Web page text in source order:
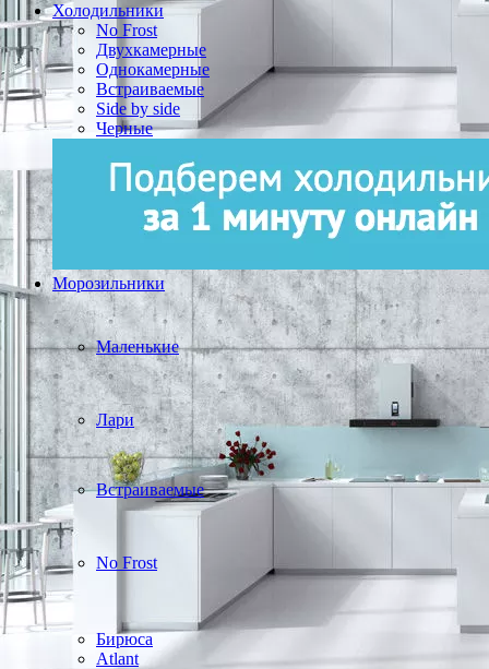
Холодильники
No Frost
Двухкамерные
Однокамерные
Встраиваемые
Side by side
Черные
Морозильники
Маленькие
Лари
Встраиваемые
No Frost
Бирюса
Atlant